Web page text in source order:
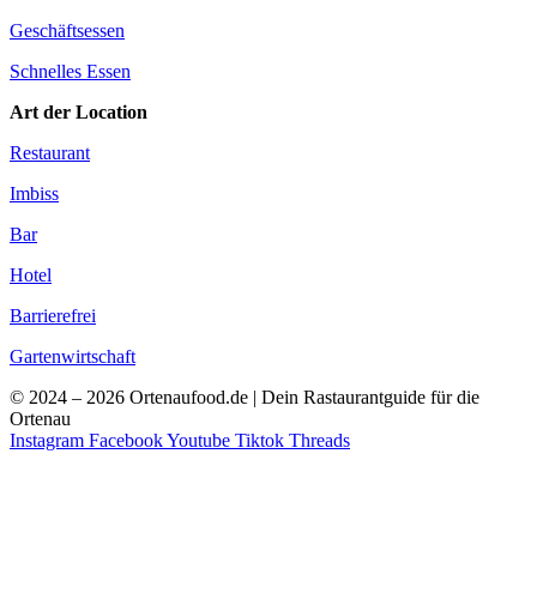
Geschäftsessen
Schnelles Essen
Art der Location
Restaurant
Imbiss
Bar
Hotel
Barrierefrei
Gartenwirtschaft
© 2024 – 2026 Ortenaufood.de | Dein Rastaurantguide für die
Ortenau
Instagram FacebookYoutube Tiktok Threads